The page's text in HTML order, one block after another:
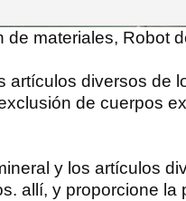
materiales, Robot
artículos diversos de
de cuerpos
y los artículos
allí, y proporcione la